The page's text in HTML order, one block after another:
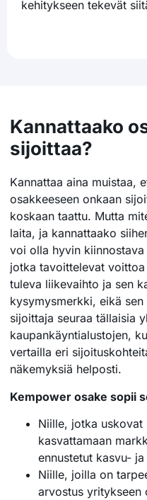
kehitykseen tekevät
Kannattaako
sijoittaa?
Kannattaa aina muistaa,
osakkeeseen onkaan
koskaan taattu. Mutta
laita, ja kannattaako
voi olla hyvin
jotka tavoittelevat
tuleva liikevaihto ja sen
kysymysmerkki, eikä
sijoittaja seuraa tällaisia
kaupankäyntialustojen,
vertailla eri
näkemyksiä helposti.
Kempower osake sopii
Niille, jotka
kasvattamaan
ennustetut kasvu-
Niille, joilla on
arvostus yritykseen